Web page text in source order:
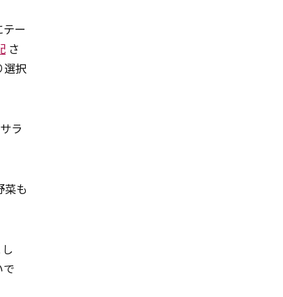
ー
さ
選択
ラ
菜も
で